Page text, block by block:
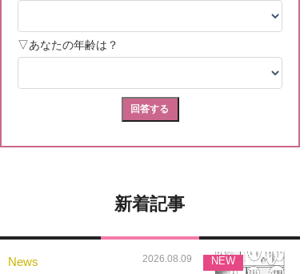
新着記事
News 2026.08.09 NEW